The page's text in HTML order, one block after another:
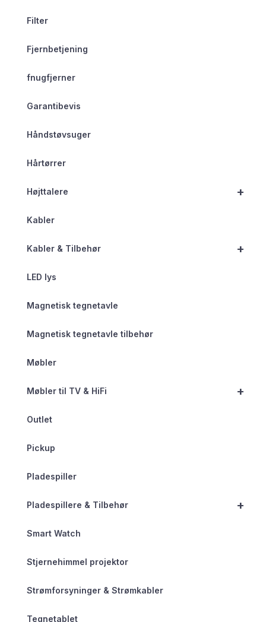
Filter
Fjernbetjening
fnugfjerner
Garantibevis
Håndstøvsuger
Hårtørrer
+
Højttalere
Kabler
+
Kabler & Tilbehør
LED lys
Magnetisk tegnetavle
Magnetisk tegnetavle tilbehør
Møbler
+
Møbler til TV & HiFi
Outlet
Pickup
Pladespiller
+
Pladespillere & Tilbehør
Smart Watch
Stjernehimmel projektor
Strømforsyninger & Strømkabler
Tegnetablet